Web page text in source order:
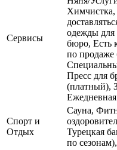
Сервисы
Химчистка,
одежды для
бюро, Есть
по продаже
Пресс для
(платный),
Спорт и
Отдых
Сауна,
Турецкая
по